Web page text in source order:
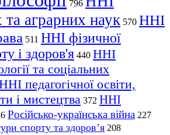
796
аграрних наук 570 ННІ
511 ННІ фізичної
і здоров'я 440 ННІ
та соціальних
педагогічної освіти,
і мистецтва 372 ННІ
Російсько-українська війна 227
спорту та здоров’я 208